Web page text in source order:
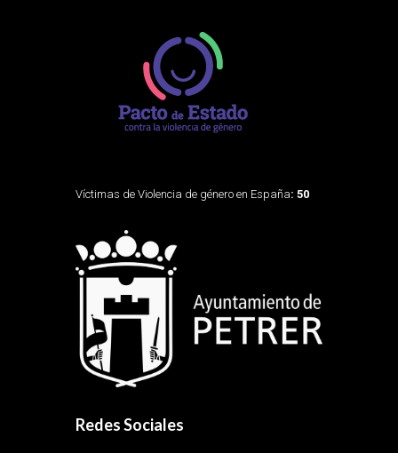
Víctimas de Violencia de género en España: 50
Redes Sociales